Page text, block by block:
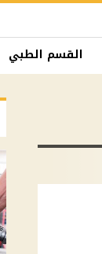
القسم الطبي